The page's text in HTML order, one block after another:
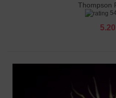
Thompson